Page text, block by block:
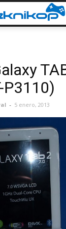
P3110)
- 5 enero, 2013